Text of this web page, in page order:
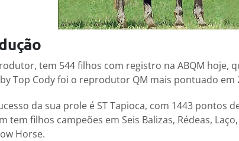
tem 544 filhos com registro na ABQM hoje,
Top Cody foi o reprodutor QM mais pontuado em
da sua prole é ST Tapioca, com 1443 pontos
tem filhos campeões em Seis Balizas, Rédeas,
Horse.